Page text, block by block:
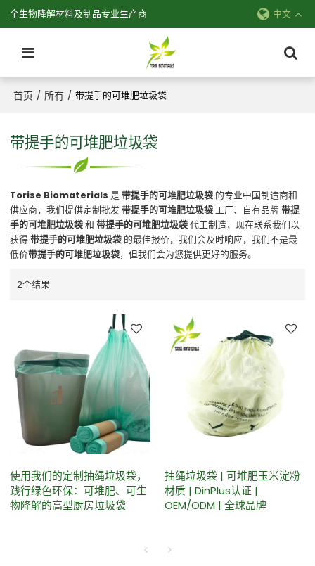
全生物降解材料及制品专业生产商 中文
首页 / 所有 / 带提手的可堆肥垃圾袋
带提手的可堆肥垃圾袋
Torise Biomaterials 是带提手的可堆肥垃圾袋 的专业中国制造商和
供应商，我们提供定制批发带提手的可堆肥垃圾袋工厂、自有品牌带提
手的可堆肥垃圾袋和带提手的可堆肥垃圾袋代工制造，现在联系我们以
获得带提手的可堆肥垃圾袋 的最佳报价，我们会及时响应，我们不是最
低价带提手的可堆肥垃圾袋，但我们会为您提供更好的服务。
2个结果
使用我们的定制抽绳垃圾袋，
践行绿色环保：可堆肥、可生
物降解的高型厨房垃圾袋
抽绳垃圾袋 | 可堆肥玉米淀粉
材质 | DinPlus认证 |
OEM/ODM | 全球品牌